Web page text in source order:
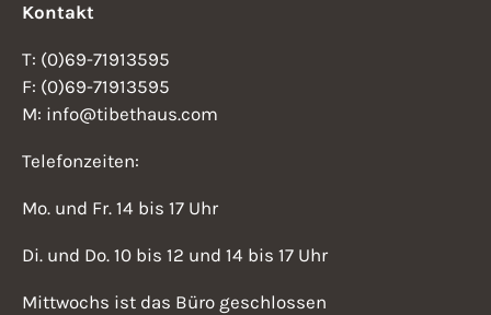
Kontakt
T: (0)69-71913595
F: (0)69-71913595
M: info@tibethaus.com
Telefonzeiten:
Mo. und Fr. 14 bis 17 Uhr
Di. und Do. 10 bis 12 und 14 bis 17 Uhr
Mittwochs ist das Büro geschlossen